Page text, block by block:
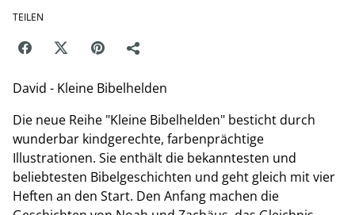
TEILEN
David - Kleine Bibelhelden
Die neue Reihe "Kleine Bibelhelden" besticht durch
wunderbar kindgerechte, farbenprächtige
Illustrationen. Sie enthält die bekanntesten und
beliebtesten Bibelgeschichten und geht gleich mit vier
Heften an den Start. Den Anfang machen die